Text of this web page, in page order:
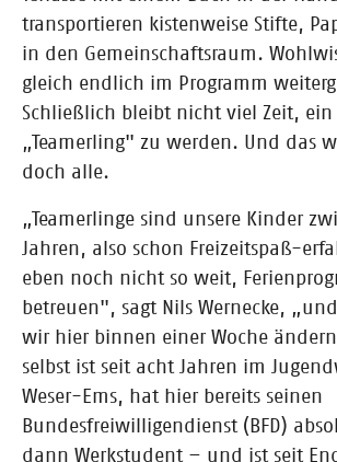
transportieren kistenweise Stifte,
in den Gemeinschaftsraum.
gleich endlich im Programm
Schließlich bleibt nicht viel Zeit, ein
„Teamerling" zu werden. Und das
doch alle.
„Teamerlinge sind unsere Kinder
Jahren, also schon Freizeitspaß-
eben noch nicht so weit,
betreuen", sagt Nils Wernecke,
wir hier binnen einer Woche
selbst ist seit acht Jahren im
Weser-Ems, hat hier bereits seinen
Bundesfreiwilligendienst (BFD)
dann Werkstudent – und ist seit